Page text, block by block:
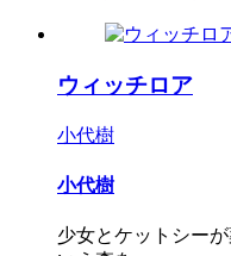
ウィッチロア
小代樹
小代樹
少女とケットシー